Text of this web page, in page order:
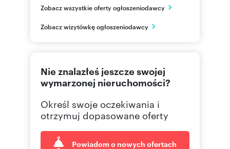
Warszawa
PL
Zobacz wszystkie oferty ogłoszeniodawcy
Zobacz wizytówkę ogłoszeniodawcy
Nie znalazłeś jeszcze swojej
wymarzonej nieruchomości?
Określ swoje oczekiwania i
otrzymuj dopasowane oferty
Powiadom o nowych ofertach